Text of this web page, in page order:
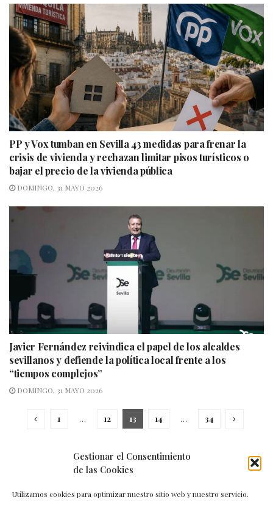
Gestionar el Consentimiento
de las Cookies
Utilizamos cookies para optimizar nuestro sitio web y nuestro servicio.
PP y Vox tumban en Sevilla 43 medidas para frenar la
crisis de vivienda y rechazan limitar pisos turísticos o
bajar el precio de la vivienda pública
DOMINGO, 31 MAYO 2026
Javier Fernández reivindica el papel de los alcaldes
sevillanos y defiende la política local frente a los
“tiempos complejos”
DOMINGO, 31 MAYO 2026
1 … 12 13 14 … 34